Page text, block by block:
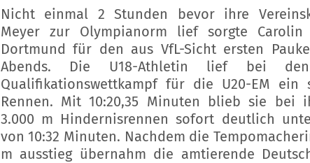
Nicht einmal 2 Stunden bevor ihre
Meyer zur Olympianorm lief sorgte
Dortmund für den aus VfL-Sicht ersten
Abends. Die U18-Athletin lief bei den
Qualifikationswettkampf für die U20-EM ein
Rennen. Mit 10:20,35 Minuten blieb sie bei
3.000 m Hindernisrennen sofort deutlich
von 10:32 Minuten. Nachdem die
m ausstieg übernahm die amtierende